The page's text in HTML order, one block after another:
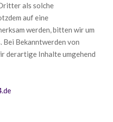
als solche
auf eine
werden, bitten wir um
Bei Bekanntwerden von
derartige Inhalte umgehend